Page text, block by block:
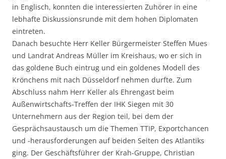
in Englisch, konnten die interessierten Zuhörer in eine
lebhafte Diskussionsrunde mit dem hohen Diplomaten
eintreten.
Danach besuchte Herr Keller Bürgermeister Steffen Mues
und Landrat Andreas Müller im Kreishaus, wo er sich in
das goldene Buch eintrug und ein goldenes Modell des
Krönchens mit nach Düsseldorf nehmen durfte. Zum
Abschluss nahm Herr Keller als Ehrengast beim
Außenwirtschafts-Treffen der IHK Siegen mit 30
Unternehmern aus der Region teil, bei dem der
Gesprächsaustausch um die Themen TTIP, Exportchancen
und -herausforderungen auf beiden Seiten des Atlantiks
ging. Der Geschäftsführer der Krah-Gruppe, Christian